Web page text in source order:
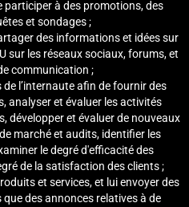
participer à des promotions, des
et sondages ;
des informations et idées sur
sur les réseaux sociaux, forums, et
communication ;
l’internaute afin de fournir des
analyser et évaluer les activités
développer et évaluer de nouveaux
marché et audits, identifier les
le degré d'efficacité des
de la satisfaction des clients ;
et services, et lui envoyer des
des annonces relatives à de